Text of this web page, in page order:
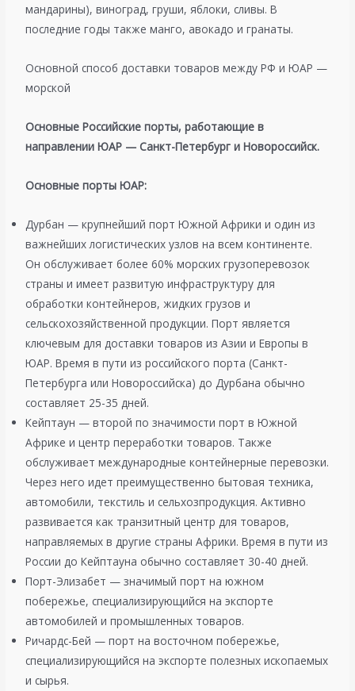
мандарины), виноград, груши, яблоки, сливы. В
последние годы также манго, авокадо и гранаты.
Основной способ доставки товаров между РФ и ЮАР —
морской
Основные Российские порты, работающие в
направлении ЮАР — Санкт-Петербург и Новороссийск.
Основные порты ЮАР:
Дурбан — крупнейший порт Южной Африки и один из
важнейших логистических узлов на всем континенте.
Он обслуживает более 60% морских грузоперевозок
страны и имеет развитую инфраструктуру для
обработки контейнеров, жидких грузов и
сельскохозяйственной продукции. Порт является
ключевым для доставки товаров из Азии и Европы в
ЮАР. Время в пути из российского порта (Санкт-
Петербурга или Новороссийска) до Дурбана обычно
составляет 25-35 дней.
Кейптаун — второй по значимости порт в Южной
Африке и центр переработки товаров. Также
обслуживает международные контейнерные перевозки.
Через него идет преимущественно бытовая техника,
автомобили, текстиль и сельхозпродукция. Активно
развивается как транзитный центр для товаров,
направляемых в другие страны Африки. Время в пути из
России до Кейптауна обычно составляет 30-40 дней.
Порт-Элизабет — значимый порт на южном
побережье, специализирующийся на экспорте
автомобилей и промышленных товаров.
Ричардс-Бей — порт на восточном побережье,
специализирующийся на экспорте полезных ископаемых
и сырья.